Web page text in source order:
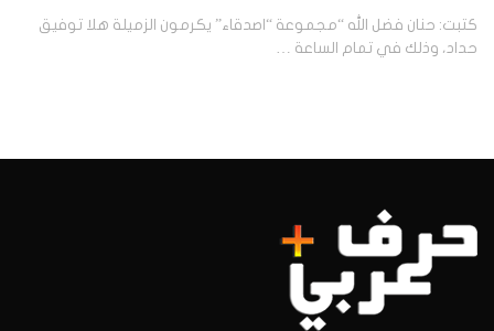
كتبت: حنان فضل الله “مجموعة “اصدقاء” يكرمون الزميلة هلا توفيق
حداد، وذلك في تمام الساعة …